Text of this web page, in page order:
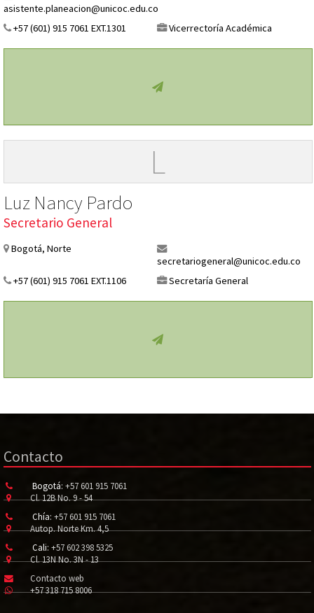
asistente.planeacion@unicoc.edu.co
+57 (601) 915 7061 EXT.1301
Vicerrectoría Académica
L
Luz Nancy Pardo
Secretario General
Bogotá, Norte
secretariogeneral@unicoc.edu.co
+57 (601) 915 7061 EXT.1106
Secretaría General
Contacto
Bogotá: +57 601 915 7061
Cl. 12B No. 9 - 54
Chía: +57 601 915 7061
Autop. Norte Km. 4,5
Cali: +57 602 398 5325
Cl. 13N No. 3N - 13
Contacto web
+57 318 715 8006